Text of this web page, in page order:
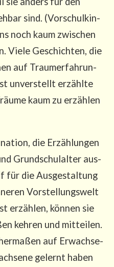
sind. (Vor­schul­kin­
noch kaum zwi­schen
Vie­le Geschich­ten, die
auf Traum­er­fah­run­
unver­stellt erzähl­te
kaum zu erzäh­len
die Erzäh­lun­gen
Grund­schul­al­ter aus­
für die Aus­ge­stal­tung
Vor­stel­lungs­welt
erzäh­len, kön­nen sie
keh­ren und mit­tei­len.
auf Erwach­se­
gelernt haben